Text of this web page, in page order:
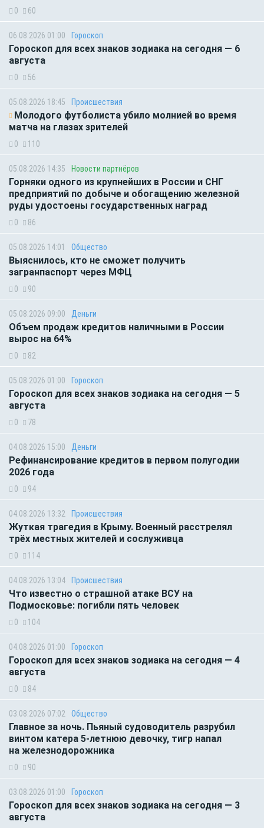
0 60
06.08.2026 01:00 Гороскоп
Гороскоп для всех знаков зодиака на сегодня — 6
августа
0 56
05.08.2026 18:45 Происшествия
Молодого футболиста убило молнией во время
матча на глазах зрителей
0 110
05.08.2026 14:35 Новости партнёров
Горняки одного из крупнейших в России и СНГ
предприятий по добыче и обогащению железной
руды удостоены государственных наград
0 86
05.08.2026 14:01 Общество
Выяснилось, кто не сможет получить
загранпаспорт через МФЦ
0 90
05.08.2026 09:00 Деньги
Объем продаж кредитов наличными в России
вырос на 64%
0 82
05.08.2026 01:00 Гороскоп
Гороскоп для всех знаков зодиака на сегодня — 5
августа
0 78
04.08.2026 15:00 Деньги
Рефинансирование кредитов в первом полугодии
2026 года
0 94
04.08.2026 13:32 Происшествия
Жуткая трагедия в Крыму. Военный расстрелял
трёх местных жителей и сослуживца
0 114
04.08.2026 13:04 Происшествия
Что известно о страшной атаке ВСУ на
Подмосковье: погибли пять человек
0 104
04.08.2026 01:00 Гороскоп
Гороскоп для всех знаков зодиака на сегодня — 4
августа
0 84
03.08.2026 07:02 Общество
Главное за ночь. Пьяный судоводитель разрубил
винтом катера 5-летнюю девочку, тигр напал
на железнодорожника
0 90
03.08.2026 01:00 Гороскоп
Гороскоп для всех знаков зодиака на сегодня — 3
августа